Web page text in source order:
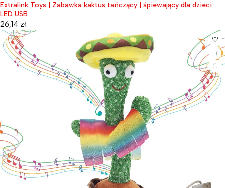
Extralink Toys | Zabawka kaktus tańczący | śpiewający dla dzieci
LED USB
26,14 zł